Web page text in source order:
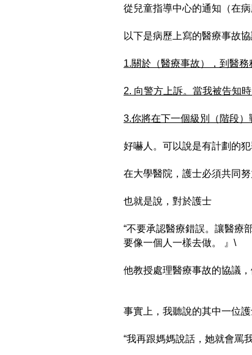
從兒童指導中心的通知（在
以下是病歷上寫的醫療事故協
1.關於（醫療事故），到醫務
2. 向警方上訴。當我被告知
3.你將在下一個級別（階段
好嚇人。可以說是有計劃的犯
在大學醫院，護士必須共同
也就是說，對於護士
“不要承認醫療錯誤。讓醫療
要像一個人一樣去做。 』\
他教授處理醫療事故的協議，
事實上，我聽說的其中一位
“我再跟媽媽說話，她就會罵